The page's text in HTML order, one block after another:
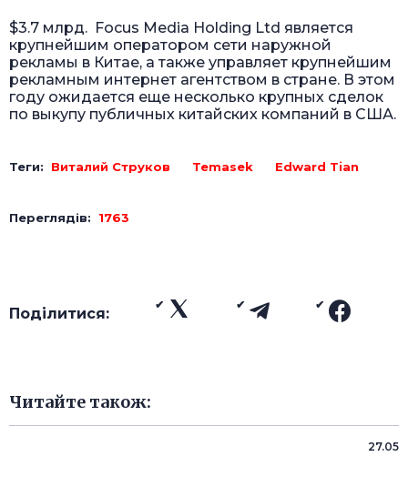
$3.7 млрд. Focus Media Holding Ltd является
крупнейшим оператором сети наружной
рекламы в Китае, а также управляет крупнейшим
рекламным интернет агентством в стране. В этом
году ожидается еще несколько крупных сделок
по выкупу публичных китайских компаний в США.
Теги: Виталий Струков Temasek Edward Tian
Переглядів: 1763
Поділитися:
Читайте також:
27.05